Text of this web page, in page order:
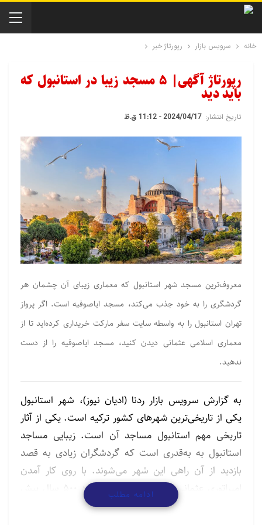
خانه سرویس بازار رپورتاژ خبر
رپورتاژ آگهی| ۵ مسجد زیبا در استانبول که
باید دید
تاریخ انتشار: 2024/04/17 - 11:12 ق.ظ
معروف‌ترین مسجد شهر استانبول که معماری زیبای آن چشمان هر
گردشگری را به خود جذب می‌کند، مسجد ایاصوفیه است. اگر پرواز
تهران استانبول را به واسطه سایت سفر مارکت خریداری کرده‌اید تا از
معماری اسلامی عثمانی دیدن کنید، مسجد ایاصوفیه را از دست
ندهید.
به گزارش سرویس بازار ردنا (ادیان نیوز)، شهر استانبول
یکی از تاریخی‌ترین شهرهای کشور ترکیه است. یکی از آثار
تاریخی مهم استانبول مساجد آن است. زیبایی مساجد
استانبول به به‌قدری است که گردشگران زیادی به قصد
بازدید از آن راهی این شهر می‌شوند. با روی کار آمدن
امپراتوری عثمانی در این منطقه، از حدود ۵۰۰ سال پیش
مساجد زیادی در استانبول و بخش‌های دیگر کشور ترکیه
ادامه مطلب